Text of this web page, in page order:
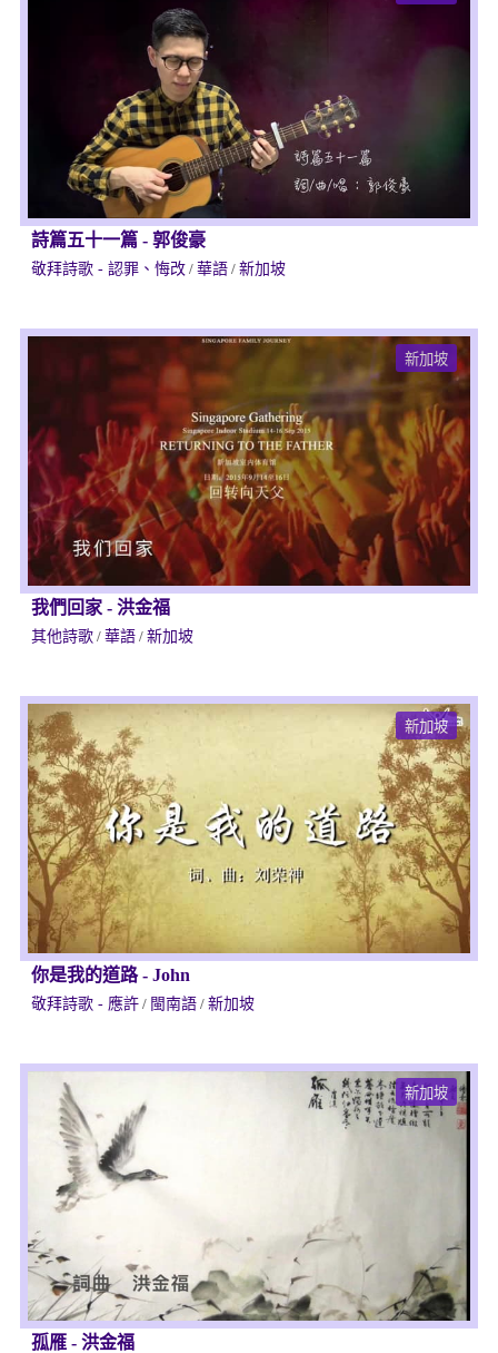
詩篇五十一篇 - 郭俊豪
敬拜詩歌 - 認罪、悔改 / 華語 / 新加坡
新加坡
我們回家 - 洪金福
其他詩歌 / 華語 / 新加坡
新加坡
你是我的道路- John
敬拜詩歌 - 應許 / 閩南語 / 新加坡
新加坡
孤雁 - 洪金福